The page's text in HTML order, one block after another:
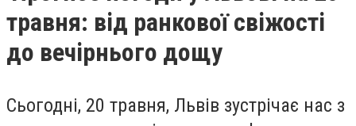
травня: від ранкової свіжості
до вечірнього дощу
Сьогодні, 20 травня, Львів зустрічає нас з